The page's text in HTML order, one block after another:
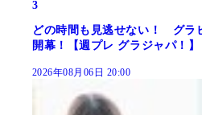
3
どの時間も見逃せない！ グラ
開幕！【週プレ グラジャパ！】
2026年08月06日 20:00